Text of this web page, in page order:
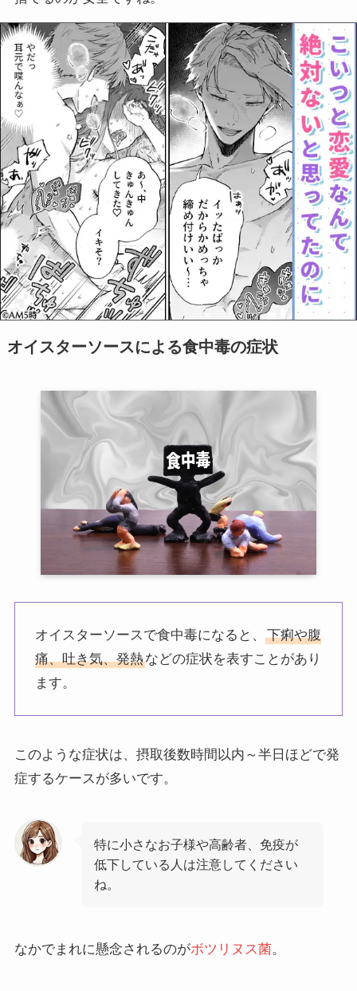
オイスターソースによる食中毒の症状
オイスターソースで食中毒になると、下痢や腹
痛、吐き気、発熱などの症状を表すことがあり
ます。
このような症状は、摂取後数時間以内～半日ほどで発
症するケースが多いです。
特に小さなお子様や高齢者、免疫が
低下している人は注意してください
ね。
なかでまれに懸念されるのがボツリヌス菌。